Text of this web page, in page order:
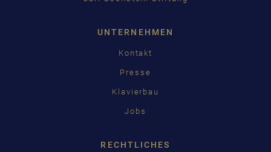
UNTERNEHMEN
Kontakt
Presse
Klavierbau
Jobs
RECHTLICHES